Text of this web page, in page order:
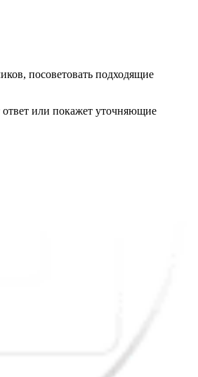
посоветовать подходящие
ответ или покажет уточняющие